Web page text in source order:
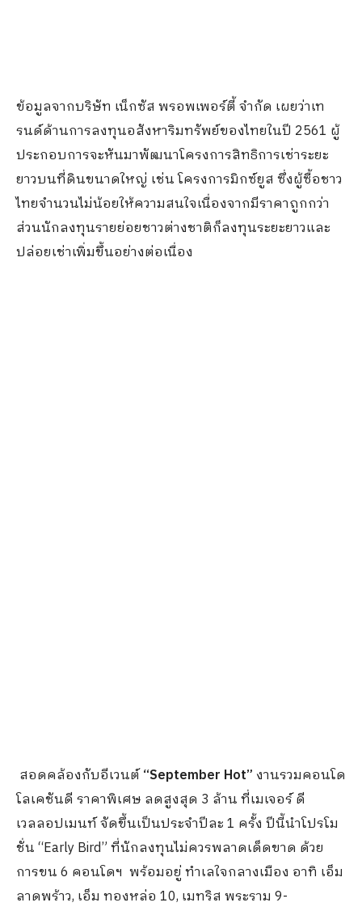
ข้อมูลจากบริษัท เน็กซัส พรอพเพอร์ตี้ จำกัด เผยว่าเท
รนด์ด้านการลงทุนอสังหาริมทรัพย์ของไทยในปี 2561 ผู้
ประกอบการจะหันมาพัฒนาโครงการสิทธิการเช่าระยะ
ยาวบนที่ดินขนาดใหญ่ เช่น โครงการมิกซ์ยูส ซึ่งผู้ซื้อชาว
ไทยจำนวนไม่น้อยให้ความสนใจเนื่องจากมีราคาถูกกว่า
ส่วนนักลงทุนรายย่อยชาวต่างชาติก็ลงทุนระยะยาวและ
ปล่อยเช่าเพิ่มขึ้นอย่างต่อเนื่อง
สอดคล้องกับอีเวนต์“September Hot”งานรวมคอนโด
โลเคชันดี ราคาพิเศษ ลดสูงสุด 3 ล้าน ที่เมเจอร์ ดี
เวลลอปเมนท์ จัดขึ้นเป็นประจำปีละ 1 ครั้ง ปีนี้นำโปรโม
ชั่น “Early Bird” ที่นักลงทุนไม่ควรพลาดเด็ดขาด ด้วย
การขน 6 คอนโดฯ พร้อมอยู่ ทำเลใจกลางเมือง อาทิ เอ็ม
ลาดพร้าว, เอ็ม ทองหล่อ 10, เมทริส พระราม 9-